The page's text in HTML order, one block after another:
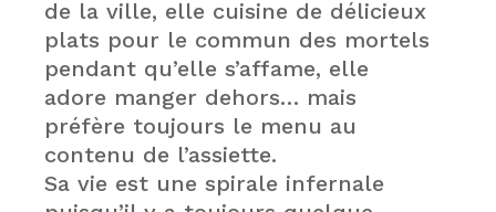
de la ville, elle cuisine de délicieux
plats pour le commun des mortels
pendant qu’elle s’affame, elle
adore manger dehors… mais
préfère toujours le menu au
contenu de l’assiette.
Sa vie est une spirale infernale